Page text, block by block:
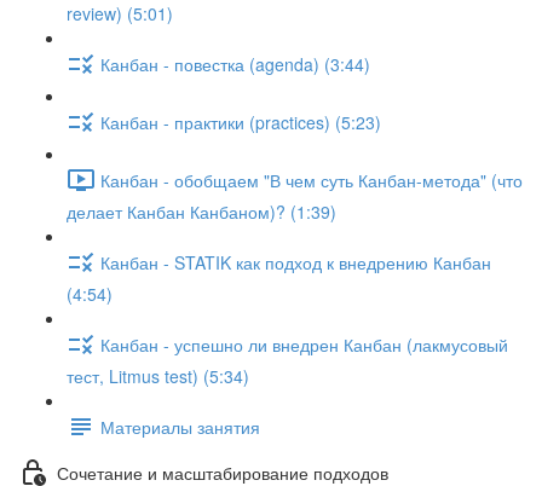
review) (5:01)
Канбан - повестка (agenda) (3:44)
Канбан - практики (practices) (5:23)
Канбан - обобщаем "В чем суть Канбан-метода" (что
делает Канбан Канбаном)? (1:39)
Канбан - STATIK как подход к внедрению Канбан
(4:54)
Канбан - успешно ли внедрен Канбан (лакмусовый
тест, Litmus test) (5:34)
Материалы занятия
Сочетание и масштабирование подходов